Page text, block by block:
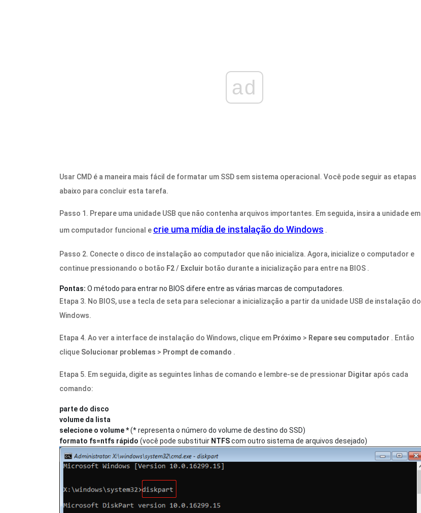
ad
Usar CMD é a maneira mais fácil de formatar um SSD sem sistema operacional. Você pode seguir as etapas
abaixo para concluir esta tarefa.
Passo 1. Prepare uma unidade USB que não contenha arquivos importantes. Em seguida, insira a unidade em
um computador funcional e crie uma mídia de instalação do Windows .
Passo 2. Conecte o disco de instalação ao computador que não inicializa. Agora, inicialize o computador e
continue pressionando o botão F2/ Excluir botão durante a inicialização para entre na BIOS .
Pontas: O método para entrar no BIOS difere entre as várias marcas de computadores.
Etapa 3. No BIOS, use a tecla de seta para selecionar a inicialização a partir da unidade USB de instalação do
Windows.
Etapa 4. Ao ver a interface de instalação do Windows, clique em Próximo > Repare seu computador . Então
clique Solucionar problemas > Prompt de comando .
Etapa 5. Em seguida, digite as seguintes linhas de comando e lembre-se de pressionar Digitar após cada
comando:
parte do disco
volume da lista
selecione o volume *(* representa o número do volume de destino do SSD)
formato fs=ntfs rápido (você pode substituir NTFScom outro sistema de arquivos desejado)